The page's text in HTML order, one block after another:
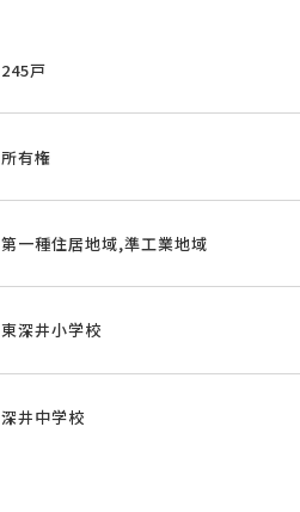
245戸
所有権
第一種住居地域,準工業地域
東深井小学校
深井中学校